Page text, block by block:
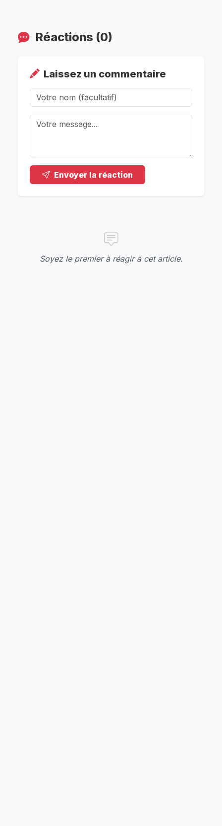
Réactions (0)
Laissez un commentaire
Envoyer la réaction
Soyez le premier à réagir à cet article.